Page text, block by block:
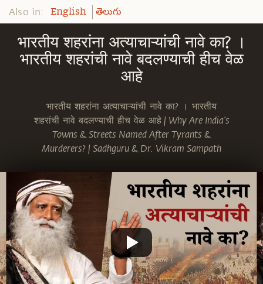
Also in: English తెలుగు
भारतीय शहरांना अत्याचाऱ्यांची नावे का? ।
भारतीय शहरांची नावे बदलण्याची हीच वेळ
आहे
भारतीय शहरांना अत्याचाऱ्यांची नावे का? । भारतीय
शहरांची नावे बदलण्याची हीच वेळ आहे | Why Are India’s
Towns & Streets Named After Tyrants &
Murderers? | Sadhguru & Dr. Vikram Sampath